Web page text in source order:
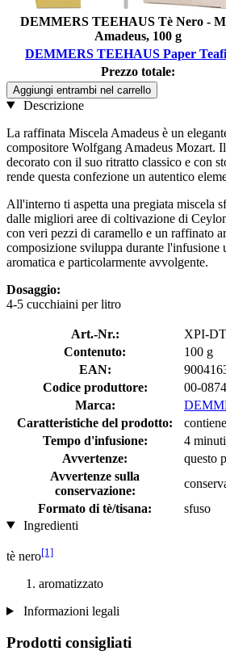
DEMMERS TEEHAUS Tè Nero -
Amadeus, 100 g
DEMMERS TEEHAUS Paper
Prezzo totale:
Aggiungi entrambi nel carrello
Descrizione
La raffinata Miscela Amadeus è un
compositore Wolfgang Amadeus Mozart.
decorato con il suo ritratto classico e con
rende questa confezione un autentico
All'interno ti aspetta una pregiata miscela
dalle migliori aree di coltivazione di
con veri pezzi di caramello e un raffinato
composizione sviluppa durante l'infusione
aromatica e particolarmente avvolgente.
Dosaggio:
4-5 cucchiaini per litro
Art.-Nr.:
XPI-
Contenuto:
100 g
EAN:
Codice produttore:
00-
Marca:
Caratteristiche del prodotto:
Tempo d'infusione:
4 minuti
Avvertenze:
questo
Avvertenze sulla
conservazione:
Formato di tè/tisana:
sfuso
Ingredienti
tè nero[1]
aromatizzato
Informazioni legali
Prodotti consigliati